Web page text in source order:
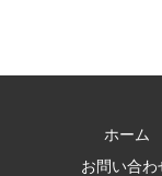
ホーム
お問い合わ